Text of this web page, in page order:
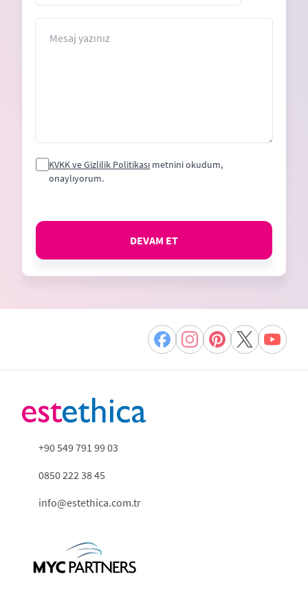
States
KVKK ve Gizlilik Politikası metnini okudum,
onaylıyorum.
DEVAM ET
+90 549 791 99 03
0850 222 38 45
info@estethica.com.tr